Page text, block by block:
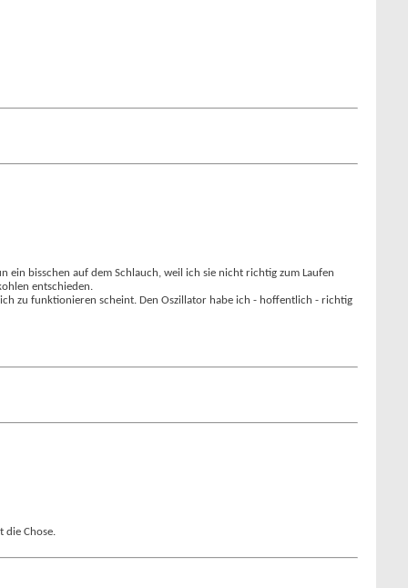
ein bisschen auf dem Schlauch, weil ich sie nicht richtig zum Laufen
entschieden.
zu funktionieren scheint. Den Oszillator habe ich - hoffentlich - richtig
die Chose.